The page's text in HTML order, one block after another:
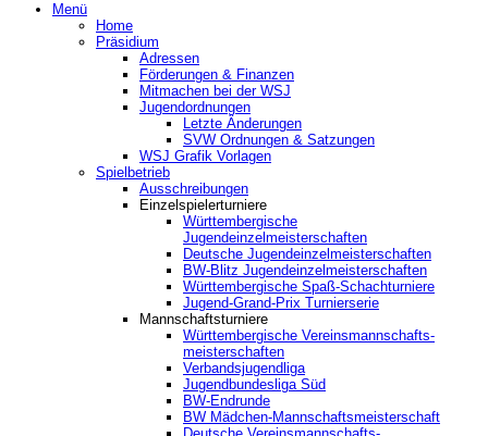
Menü
Home
Präsidium
Adressen
Förderungen & Finanzen
Mitmachen bei der WSJ
Jugendordnungen
Letzte Änderungen
SVW Ordnungen & Satzungen
WSJ Grafik Vorlagen
Spielbetrieb
Ausschreibungen
Einzelspielerturniere
Württembergische
Jugendeinzelmeisterschaften
Deutsche Jugendeinzelmeisterschaften
BW-Blitz Jugendeinzelmeisterschaften
Württembergische Spaß-Schachturniere
Jugend-Grand-Prix Turnierserie
Mannschaftsturniere
Württembergische Vereinsmannschafts-
meisterschaften
Verbandsjugendliga
Jugendbundesliga Süd
BW-Endrunde
BW Mädchen-Mannschaftsmeisterschaft